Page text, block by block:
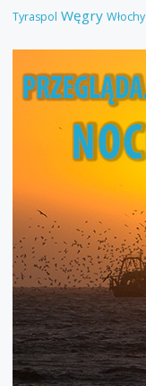
Tyraspol Węgry Włochy